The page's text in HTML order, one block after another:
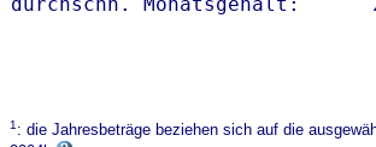
1: die Jahresbeträge beziehen sich auf die